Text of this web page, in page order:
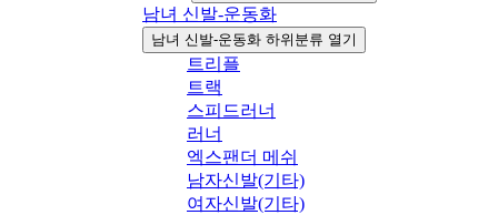
남녀 신발-운동화
남녀 신발-운동화 하위분류 열기
트리플
트랙
스피드러너
러너
엑스팬더 메쉬
남자신발(기타)
여자신발(기타)